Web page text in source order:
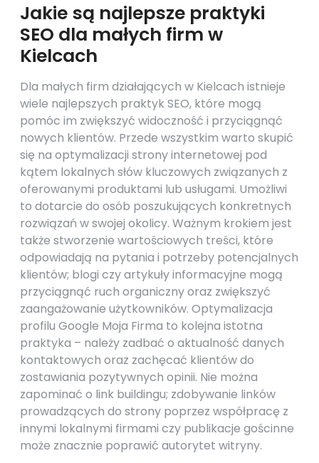
Jakie są najlepsze praktyki
SEO dla małych firm w
Kielcach
Dla małych firm działających w Kielcach istnieje
wiele najlepszych praktyk SEO, które mogą
pomóc im zwiększyć widoczność i przyciągnąć
nowych klientów. Przede wszystkim warto skupić
się na optymalizacji strony internetowej pod
kątem lokalnych słów kluczowych związanych z
oferowanymi produktami lub usługami. Umożliwi
to dotarcie do osób poszukujących konkretnych
rozwiązań w swojej okolicy. Ważnym krokiem jest
także stworzenie wartościowych treści, które
odpowiadają na pytania i potrzeby potencjalnych
klientów; blogi czy artykuły informacyjne mogą
przyciągnąć ruch organiczny oraz zwiększyć
zaangażowanie użytkowników. Optymalizacja
profilu Google Moja Firma to kolejna istotna
praktyka – należy zadbać o aktualność danych
kontaktowych oraz zachęcać klientów do
zostawiania pozytywnych opinii. Nie można
zapominać o link buildingu; zdobywanie linków
prowadzących do strony poprzez współpracę z
innymi lokalnymi firmami czy publikacje gościnne
może znacznie poprawić autorytet witryny.